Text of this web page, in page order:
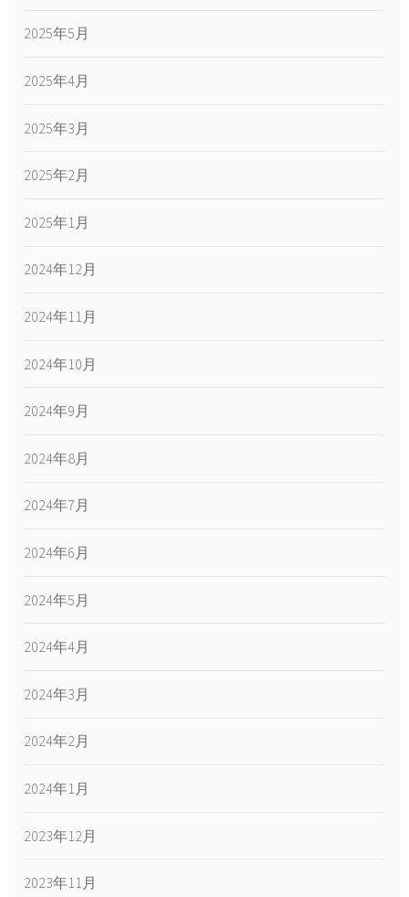
2025年5月
2025年4月
2025年3月
2025年2月
2025年1月
2024年12月
2024年11月
2024年10月
2024年9月
2024年8月
2024年7月
2024年6月
2024年5月
2024年4月
2024年3月
2024年2月
2024年1月
2023年12月
2023年11月